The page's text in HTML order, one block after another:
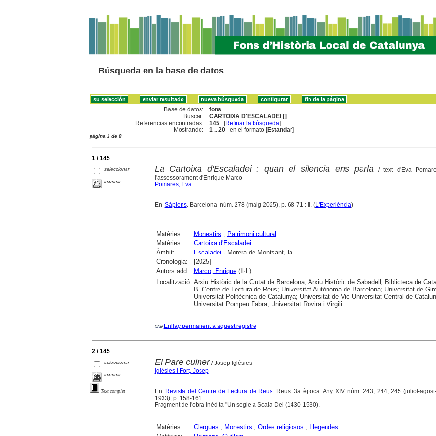
Búsqueda en la base de datos
Base de datos:
fons
Buscar:
CARTOIXA D'ESCALADEI []
Referencias encontradas:
145 [Refinar la búsqueda]
Mostrando:
1 .. 20 en el formato [Estandar]
página 1 de 8
1 / 145
seleccionar
imprimir
La Cartoixa d'Escaladei : quan el silencia ens parla / text d'Eva
l'assessorament d'Enrique Marco
Pomares, Eva
En: Sàpiens. Barcelona, núm. 278 (maig 2025), p. 68-71 : il. (L'Experiència)
Matèries: Monestirs ; Patrimoni cultural
Matèries:
Cartoixa d'Escaladei
Àmbit:
Escaladei - Morera de Montsant, la
Cronologia:
[2025]
Autors add.: Marco, Enrique(Il·l.)
Localització: Arxiu Històric de la Ciutat de Barcelona; Arxiu Històric de Sabadell; Biblioteca de
B. Centre de Lectura de Reus; Universitat Autònoma de Barcelona; Universitat de
Universitat Politècnica de Catalunya; Universitat de Vic-Universitat Central de
Universitat Pompeu Fabra; Universitat Rovira i Virgili
Enllaç permanent a aquest registre
2 / 145
seleccionar
imprimir
Text complet
El Pare cuiner/ Josep Iglésies
Iglésies i Fort, Josep
En: Revista del Centre de Lectura de Reus. Reus. 3a època. Any XIV, núm. 243, 244, 245 (juliol-
1933), p. 158-161
Fragment de l'obra inèdita "Un segle a Scala-Dei (1430-1530).
Matèries: Clergues ; Monestirs ; Ordes religiosos ; Llegendes